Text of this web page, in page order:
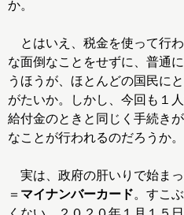
か。
とはいえ、税金を使って行
な面倒なことをせずに、普通
うほうが、ほとんどの国民に
がたいか。しかし、今回も１
給付金のときと同じく手続き
なことが行われるのだろうか。
実は、政府の肝いりで始ま
＝ マイナンバーカード。すこ